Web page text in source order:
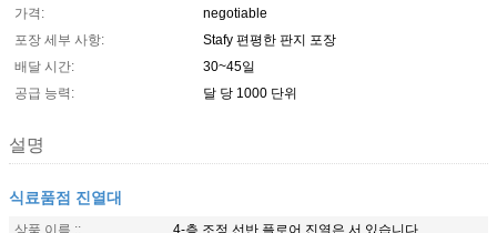
가격:
negotiable
포장 세부 사항:
Stafy 편평한 판지 포장
배달 시간:
30~45일
공급 능력:
달 당 1000 단위
설명
식료품점 진열대
상품 이름 ::
4-층 조정 선반 플로어 진열은 서 있습니다